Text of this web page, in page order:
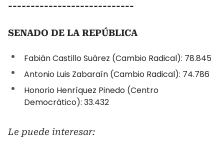
----------------------------
SENADO DE LA REPÚBLICA
Fabián Castillo Suárez (Cambio Radical): 78.845
Antonio Luis Zabaraín (Cambio Radical): 74.786
Honorio Henríquez Pinedo (Centro
Democrático): 33.432
Le puede interesar: